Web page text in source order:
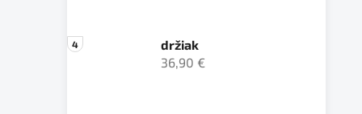
držiak
36,90 €